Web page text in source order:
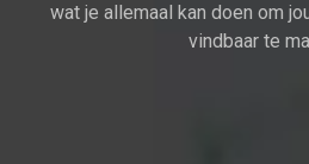
wat je allemaal kan doen om
vindbaar te